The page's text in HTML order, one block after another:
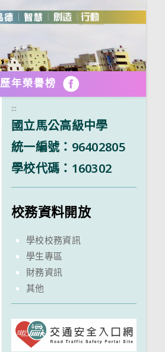
歷年榮譽榜 FB
:::
國立馬公高級中學
統一編號：96402805
學校代碼：160302
校務資料開放
學校校務資訊
學生專區
財務資訊
其他